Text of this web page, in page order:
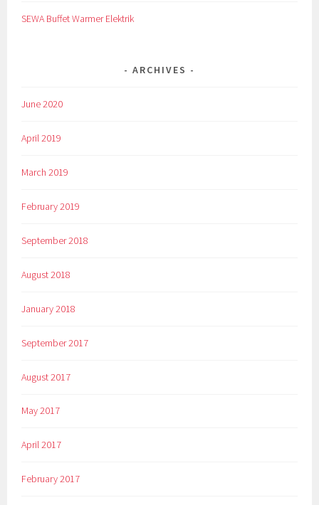
SEWA Buffet Warmer Elektrik
ARCHIVES
June 2020
April 2019
March 2019
February 2019
September 2018
August 2018
January 2018
September 2017
August 2017
May 2017
April 2017
February 2017